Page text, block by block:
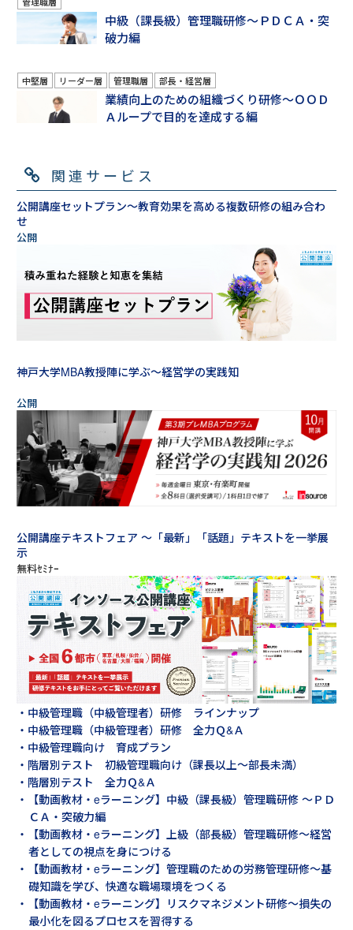
中級（課長級）管理職研修～ＰＤＣＡ・突
破力編
中堅層 リーダー層 管理職層 部長・経営層
業績向上のための組織づくり研修～ＯＯＤ
Ａループで目的を達成する編
関連サービス
公開講座セットプラン～教育効果を高める複数研修の組み合わ
せ
神戸大学MBA教授陣に学ぶ～経営学の実践知
公開講座テキストフェア ～「最新」「話題」テキストを一挙展
示
・中級管理職（中級管理者）研修 ラインナップ
・中級管理職（中級管理者）研修 全力Ｑ&Ａ
・中級管理職向け 育成プラン
・階層別テスト 初級管理職向け（課長以上～部長未満）
・階層別テスト 全力Ｑ&Ａ
・【動画教材・eラーニング】中級（課長級）管理職研修 ～ＰＤ
ＣＡ・突破力編
・【動画教材・eラーニング】上級（部長級）管理職研修～経営
者としての視点を身につける
・【動画教材・eラーニング】管理職のための労務管理研修～基
礎知識を学び、快適な職場環境をつくる
・【動画教材・eラーニング】リスクマネジメント研修～損失の
最小化を図るプロセスを習得する